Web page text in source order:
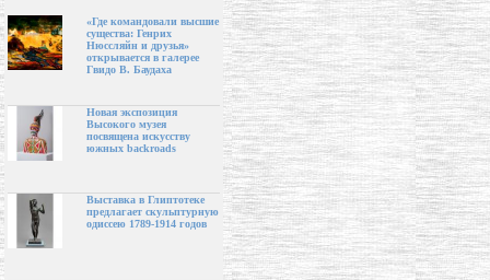
«Где командовали высшие
существа: Генрих
Нюссляйн и друзья»
открывается в галерее
Гвидо В. Баудаха
Новая экспозиция
Высокого музея
посвящена искусству
южных backroads
Выставка в Глиптотеке
предлагает скульптурную
одиссею 1789-1914 годов